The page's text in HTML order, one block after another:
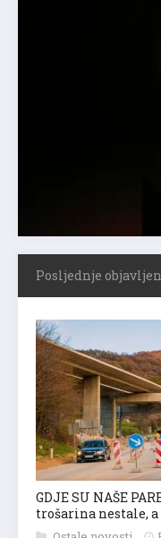
Posljednje
GDJE SU NAŠE
trošarina nestale,